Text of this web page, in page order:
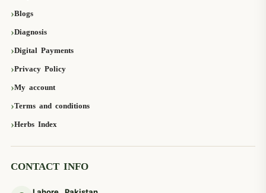
Blogs
Diagnosis
Digital Payments
Privacy Policy
My account
Terms and conditions
Herbs Index
CONTACT INFO